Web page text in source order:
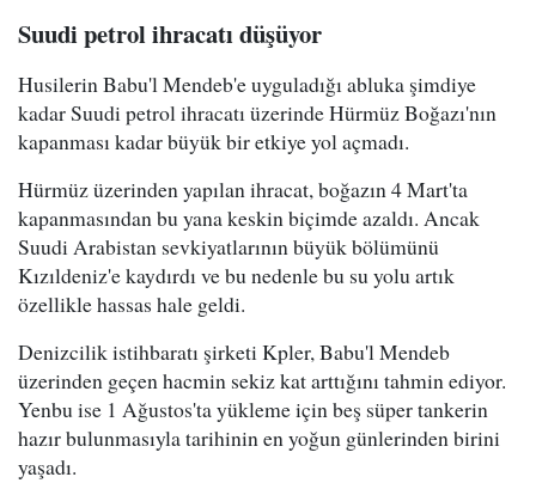
Suudi petrol ihracatı düşüyor
Husilerin Babu'l Mendeb'e uyguladığı abluka şimdiye
kadar Suudi petrol ihracatı üzerinde Hürmüz Boğazı'nın
kapanması kadar büyük bir etkiye yol açmadı.
Hürmüz üzerinden yapılan ihracat, boğazın 4 Mart'ta
kapanmasından bu yana keskin biçimde azaldı. Ancak
Suudi Arabistan sevkiyatlarının büyük bölümünü
Kızıldeniz'e kaydırdı ve bu nedenle bu su yolu artık
özellikle hassas hale geldi.
Denizcilik istihbaratı şirketi Kpler, Babu'l Mendeb
üzerinden geçen hacmin sekiz kat arttığını tahmin ediyor.
Yenbu ise 1 Ağustos'ta yükleme için beş süper tankerin
hazır bulunmasıyla tarihinin en yoğun günlerinden birini
yaşadı.